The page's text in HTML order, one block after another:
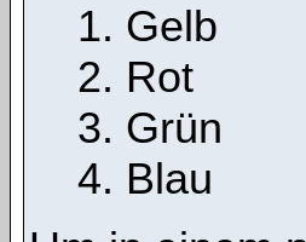
Gelb
Rot
Grün
Blau